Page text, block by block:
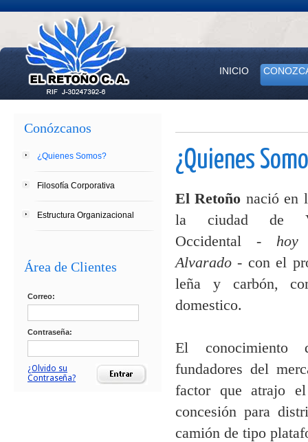
INICIO
Conózcanos
¿Quienes Somos?
Filosofía Corporativa
Estructura Organizacional
Área de Clientes
Correo:
Contraseña:
¿Olvido su
Contraseña?
¿Quienes
El Retoño nació en
la ciudad de
Occidental - hoy
Alvarado- con el
leña y carbón,
domestico.
El conocimiento
fundadores del
factor que atrajo
concesión para
camión de tipo